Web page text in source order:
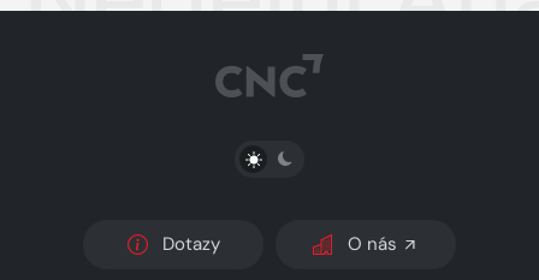
PŘEPNOUT SVĚTLÝ/TMAVÝ REŽIM
Dotazy O nás